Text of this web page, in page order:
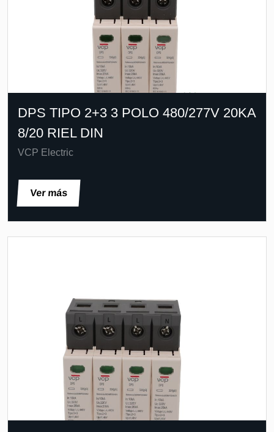
DPS TIPO 2+3 3 POLO 480/277V 20KA
8/20 RIEL DIN
VCP Electric
Ver más